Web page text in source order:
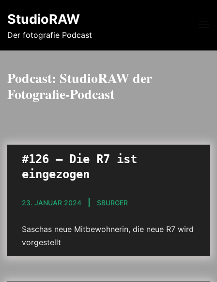
StudioRAW
Der fotografie Podcast
Podcast: StudioRAW der
Fotografie-Podcast
#126 – Die R7 ist
eingezogen
23. JANUAR 2024 SBURGER
Saschas neue Mitbewohnerin, die neue R7 wird
vorgestellt